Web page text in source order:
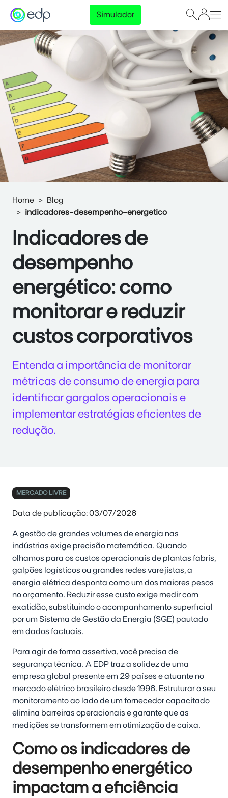
Simulador
Home
Blog
indicadores-desempenho-energetico
Indicadores de
desempenho
energético: como
monitorar e reduzir
custos corporativos
Entenda a importância de monitorar
métricas de consumo de energia para
identificar gargalos operacionais e
implementar estratégias eficientes de
redução.
MERCADO LIVRE
Data de publicação: 03/07/2026
A gestão de grandes volumes de energia nas
indústrias exige precisão matemática. Quando
olhamos para os custos operacionais de plantas fabris,
galpões logísticos ou grandes redes varejistas, a
energia elétrica desponta como um dos maiores pesos
no orçamento. Reduzir esse custo exige medir com
exatidão, substituindo o acompanhamento superficial
por um Sistema de Gestão da Energia (SGE) pautado
em dados factuais.
Para agir de forma assertiva, você precisa de
segurança técnica. A EDP traz a solidez de uma
empresa global presente em 29 países e atuante no
mercado elétrico brasileiro desde 1996. Estruturar o seu
monitoramento ao lado de um fornecedor capacitado
elimina barreiras operacionais e garante que as
medições se transformem em otimização de caixa.
Como os indicadores de
desempenho energético
impactam a eficiência